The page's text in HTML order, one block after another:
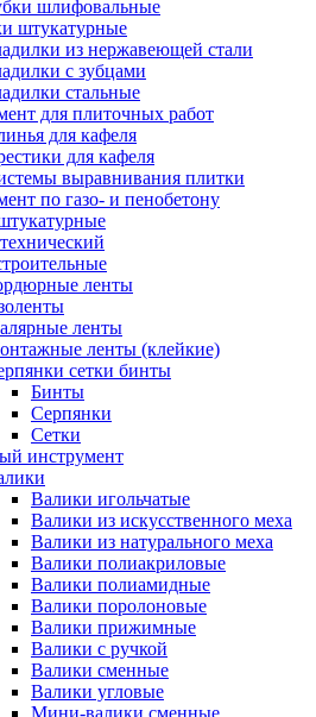
шлифовальные
штукатурные
из нержавеющей стали
с зубцами
стальные
для плиточных работ
для кафеля
для кафеля
выравнивания плитки
по газо- и пенобетону
ленты
ленты
ленты (клейкие)
сетки бинты
Бинты
Серпянки
Сетки
инструмент
Валики игольчатые
Валики из искусственного меха
Валики из натурального меха
Валики полиакриловые
Валики полиамидные
Валики поролоновые
Валики прижимные
Валики с ручкой
Валики сменные
Валики угловые
Мини-валики сменные